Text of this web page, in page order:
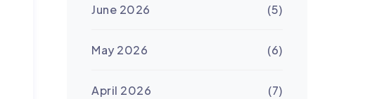
June 2026 (5)
May 2026 (6)
April 2026 (7)